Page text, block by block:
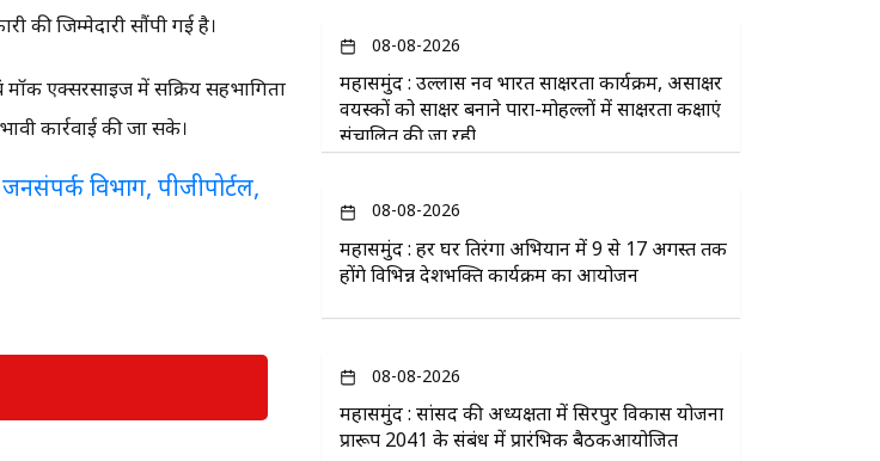
की जिम्मेदारी सौंपी गई है।
मॉक एक्सरसाइज में सक्रिय सहभागिता
कार्रवाई की जा सके।
जनसंपर्क विभाग, पीजीपोर्टल,
08-08-2026
महासमुंद : उल्लास नव भारत साक्षरता कार्यक्रम, असाक्षर
वयस्कों को साक्षर बनाने पारा-मोहल्लों में साक्षरता कक्षाएं
संचालित की जा रही
08-08-2026
महासमुंद : हर घर तिरंगा अभियान में 9 से 17 अगस्त तक
होंगे विभिन्न देशभक्ति कार्यक्रम का आयोजन
08-08-2026
महासमुंद : सांसद की अध्यक्षता में सिरपुर विकास योजना
प्रारूप 2041 के संबंध में प्रारंभिक बैठकआयोजित